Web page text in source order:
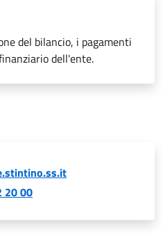
del bilancio, i pagamenti
dell'ente.
20 00